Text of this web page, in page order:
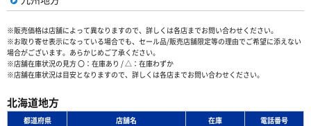
※販売価格は店舗によって異なりますので、詳しくは各店までお問い合わせください。
※お取り寄せ表示になっている場合でも、セール品/販売店舗限定等の理由でご希望に添えない
場合がございます。あらかじめご了承ください。
※店舗在庫状況の見方 〇：在庫あり / △：在庫わずか
※店舗在庫状況は目安となりますので、詳しくは各店までお問い合わせください。
北海道地方
都道府県 店舗名 在庫
電話番号